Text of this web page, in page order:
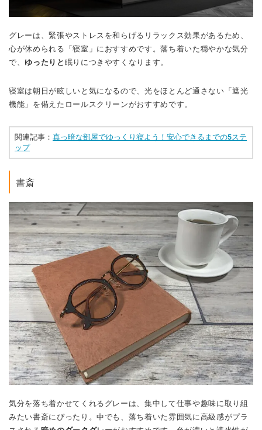
グレーは、緊張やストレスを和らげるリラックス効果があるため、
心が休められる「寝室」におすすめです。落ち着いた穏やかな気分
で、ゆったりと 眠りにつきやすくなります。
寝室は朝日が眩しいと気になるので、光をほとんど通さない「遮光
機能」を備えたロールスクリーンがおすすめです。
関連記事： 真っ暗な部屋でゆっくり寝よう！安心できるまでの5ステ
ップ
書斎
気分を落ち着かせてくれるグレーは、集中して仕事や趣味に取り組
みたい書斎にぴったり。中でも、落ち着いた雰囲気に高級感がプラ